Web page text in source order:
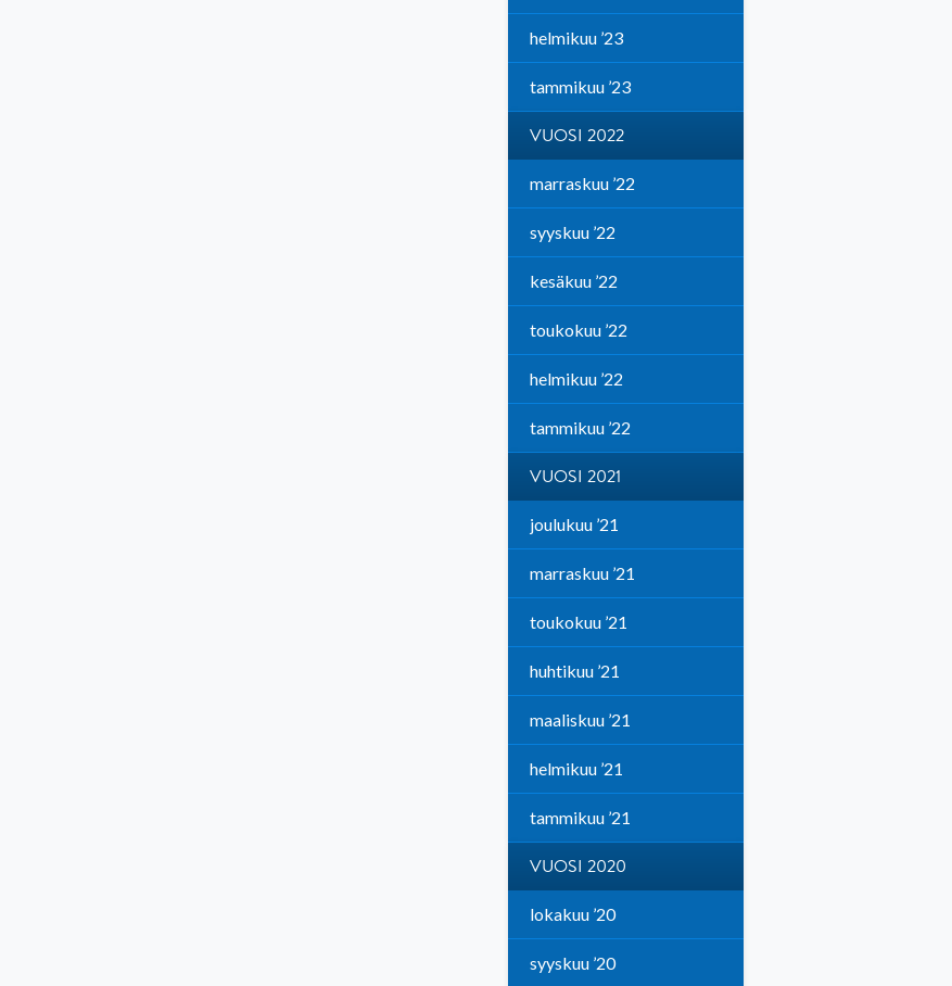
helmikuu ’23
tammikuu ’23
VUOSI 2022
marraskuu ’22
syyskuu ’22
kesäkuu ’22
toukokuu ’22
helmikuu ’22
tammikuu ’22
VUOSI 2021
joulukuu ’21
marraskuu ’21
toukokuu ’21
huhtikuu ’21
maaliskuu ’21
helmikuu ’21
tammikuu ’21
VUOSI 2020
lokakuu ’20
syyskuu ’20